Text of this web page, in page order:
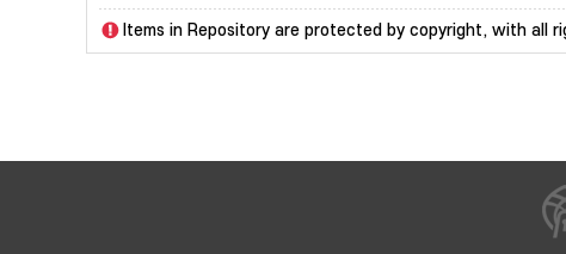
Items in Repository are protected by copyright, with all